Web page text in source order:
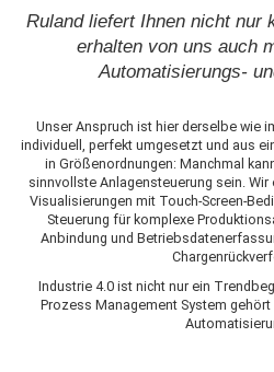
Ruland liefert Ihnen nicht nur
erhalten von uns auch
Automatisierungs-
Unser Anspruch ist hier derselbe wie
individuell, perfekt umgesetzt und aus
in Größenordnungen: Manchmal
sinnvollste Anlagensteuerung sein.
Visualisierungen mit Touch-Screen-
Steuerung für komplexe
Anbindung und
Industrie 4.0 ist nicht nur ein
Prozess Management System